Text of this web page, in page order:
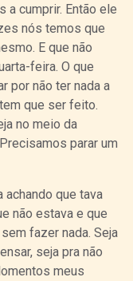
a cumprir. Então ele
nós temos que
E que não
feira. O que
por não ter nada a
que ser feito.
no meio da
parar um
achando que tava
não estava e que
fazer nada. Seja
seja pra não
meus